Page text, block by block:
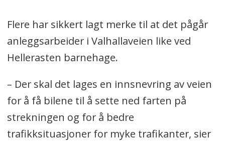
Flere har sikkert lagt merke til at det pågår
anleggsarbeider i Valhallaveien like ved
Hellerasten barnehage.
– Der skal det lages en innsnevring av veien
for å få bilene til å sette ned farten på
strekningen og for å bedre
trafikksituasjoner for myke trafikanter, sier